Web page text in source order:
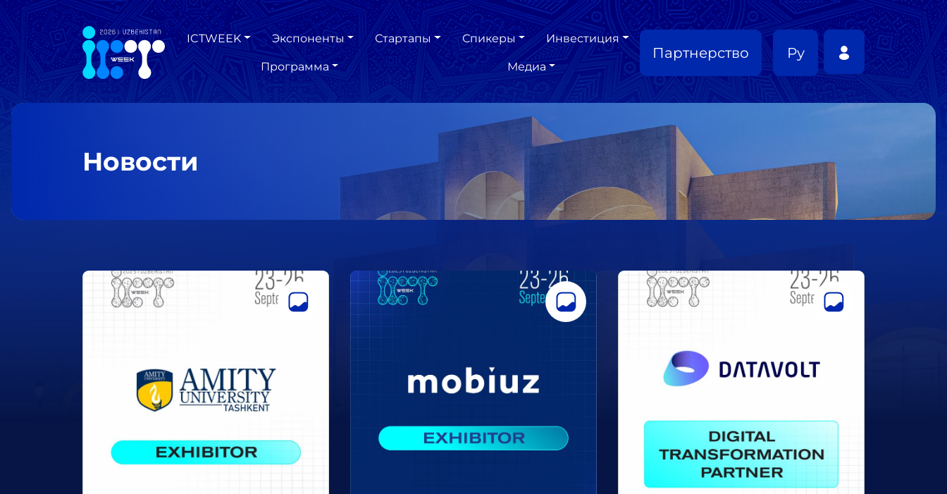
ICTWEEK Экспоненты Стартапы Спикеры Инвестиция
Программа Медиа
Партнерство Ру
Новости